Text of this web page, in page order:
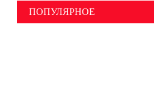
ПОПУЛЯРНОЕ